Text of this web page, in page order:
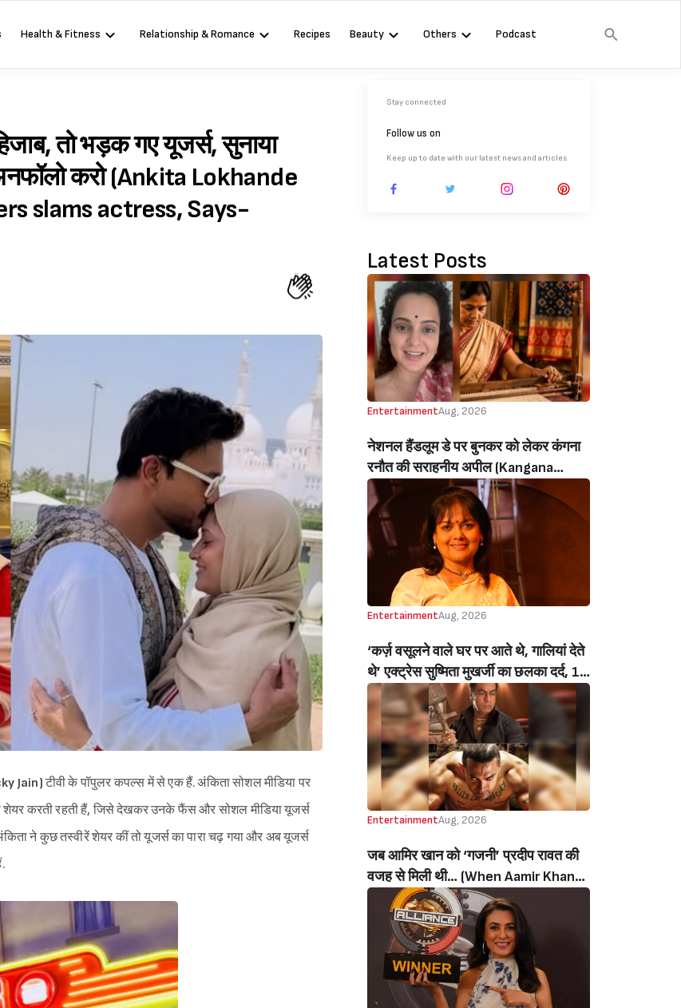
Health & Fitness Relationship & Romance Recipes Beauty Others Podcast
तो भड़क गए यूजर्स, सुनाया
करो (Ankita Lokhande
slams actress, Says-
Jain) टीवी के पॉपुलर कपल्स में से एक हैं. अंकिता सोशल मीडिया पर
करती रहती हैं, जिसे देखकर उनके फैंस और सोशल मीडिया यूजर्स
ने कुछ तस्वीरें शेयर कीं तो यूजर्स का पारा चढ़ गया और अब यूजर्स
Stay connected
Follow us on
Keep up to date with our latest news and articles.
Latest Posts
EntertainmentAug, 2026
नेशनल हैंडलूम डे पर बुनकर को लेकर कंगना
रनौत की सराहनीय अपील (Kangana
Ranaut’s Commendable Appeal
Regarding Weavers On National
Handloom Day)
EntertainmentAug, 2026
‘कर्ज़ वसूलने वाले घर पर आते थे, गालियां देते
थे’ एक्ट्रेस सुष्मिता मुखर्जी का छलका दर्द, 1
करोड़ का कर्ज उतारने के लिए करनी पड़ी थी
C ग्रेड फिल्में, बोलीं- ‘मैंने अपनी आत्मा बेच दी
थी’ (‘I Sold My Soul’ Actress
Sushmita Mukherjee Recalls Doing
C-Grade Films To Pay Loan)
EntertainmentAug, 2026
जब आमिर खान को ‘गजनी’ प्रदीप रावत की
वजह से मिली थी… (When Aamir Khan
Got ‘Ghajini’ Because Of Pradeep
Rawat)